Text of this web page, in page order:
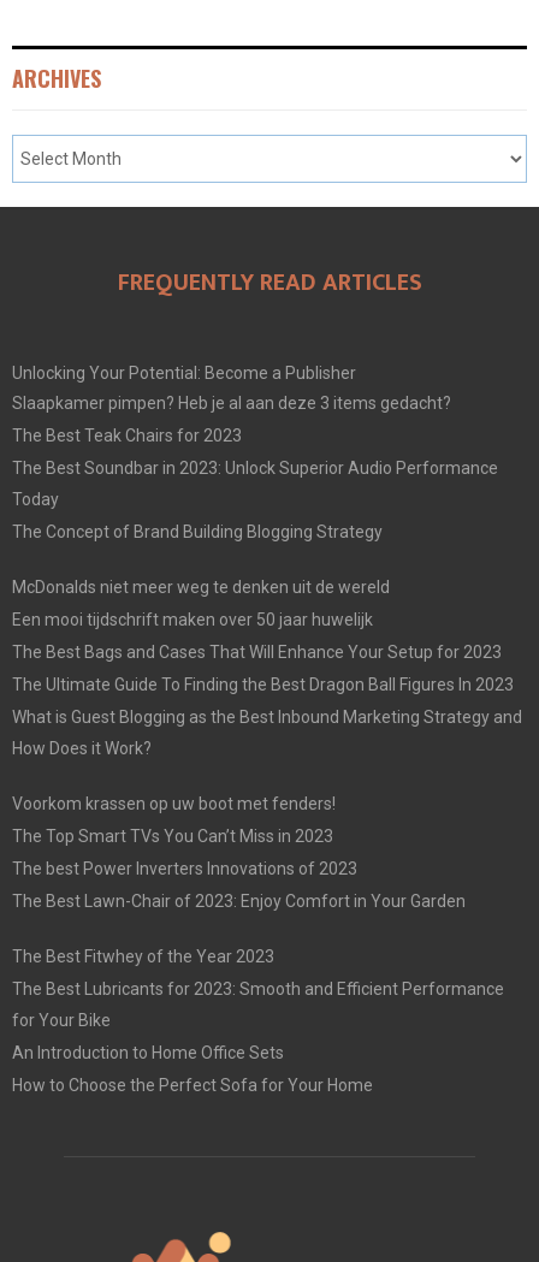
ARCHIVES
FREQUENTLY READ ARTICLES
Unlocking Your Potential: Become a Publisher
Slaapkamer pimpen? Heb je al aan deze 3 items gedacht?
The Best Teak Chairs for 2023
The Best Soundbar in 2023: Unlock Superior Audio Performance
Today
The Concept of Brand Building Blogging Strategy
McDonalds niet meer weg te denken uit de wereld
Een mooi tijdschrift maken over 50 jaar huwelijk
The Best Bags and Cases That Will Enhance Your Setup for 2023
The Ultimate Guide To Finding the Best Dragon Ball Figures In 2023
What is Guest Blogging as the Best Inbound Marketing Strategy and
How Does it Work?
Voorkom krassen op uw boot met fenders!
The Top Smart TVs You Can’t Miss in 2023
The best Power Inverters Innovations of 2023
The Best Lawn-Chair of 2023: Enjoy Comfort in Your Garden
The Best Fitwhey of the Year 2023
The Best Lubricants for 2023: Smooth and Efficient Performance
for Your Bike
An Introduction to Home Office Sets
How to Choose the Perfect Sofa for Your Home